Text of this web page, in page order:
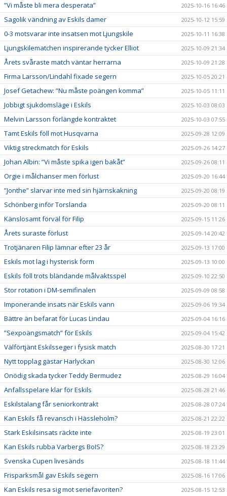
”Vi måste bli mera desperata” 2025-10-16 16:46
Sagolik vändning av Eskils damer 2025-10-12 15:59
0-3 motsvarar inte insatsen mot Ljungskile 2025-10-11 16:38
Ljungskilematchen inspirerande tycker Elliot 2025-10-09 21:34
Årets svåraste match väntar herrarna 2025-10-09 21:28
Firma Larsson/Lindahl fixade segern 2025-10-05 20:21
Josef Getachew: ”Nu måste poängen komma” 2025-10-05 11:11
Jobbigt sjukdomsläge i Eskils 2025-10-03 08:03
Melvin Larsson förlängde kontraktet 2025-10-03 07:55
Tamt Eskils föll mot Husqvarna 2025-09-28 12:09
Viktig streckmatch för Eskils 2025-09-26 14:27
Johan Albin: ”Vi måste spika igen bakåt” 2025-09-26 08:11
Orgie i målchanser men förlust 2025-09-20 16:44
”Jonthe” slarvar inte med sin hjärnskakning 2025-09-20 08:19
Schönberg inför Torslanda 2025-09-20 08:11
Känslosamt förväl för Filip 2025-09-15 11:26
Årets suraste förlust 2025-09-14 20:42
Trotjänaren Filip lämnar efter 23 år 2025-09-13 17:00
Eskils mot lag i hysterisk form 2025-09-13 10:00
Eskils föll trots bländande målvaktsspel 2025-09-10 22:50
Stor rotation i DM-semifinalen 2025-09-09 08:58
Imponerande insats när Eskils vann 2025-09-06 19:34
Bättre än befarat för Lucas Lindau 2025-09-04 16:16
”Sexpoängsmatch” för Eskils 2025-09-04 15:42
Välförtjänt Eskilsseger i fysisk match 2025-08-30 17:21
Nytt topplag gästar Harlyckan 2025-08-30 12:06
Onödig skada tycker Teddy Bermudez 2025-08-29 16:04
Anfallsspelare klar för Eskils 2025-08-28 21:46
Eskilstalang får seniorkontrakt 2025-08-28 07:24
Kan Eskils få revansch i Hässleholm? 2025-08-21 22:22
Stark Eskilsinsats räckte inte 2025-08-19 23:01
Kan Eskils rubba Varbergs BoIS? 2025-08-18 23:29
Svenska Cupen livesänds 2025-08-18 11:44
Frisparksmål gav Eskils segern 2025-08-16 17:06
Kan Eskils resa sig mot seriefavoriten? 2025-08-15 12:53